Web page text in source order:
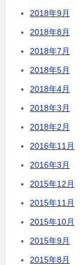
2018年9月
2018年8月
2018年7月
2018年5月
2018年4月
2018年3月
2018年2月
2016年11月
2016年3月
2015年12月
2015年11月
2015年10月
2015年9月
2015年8月